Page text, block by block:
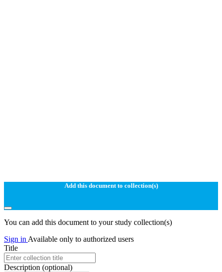
Add this document to collection(s)
You can add this document to your study collection(s)
Sign in Available only to authorized users
Title
Description (optional)